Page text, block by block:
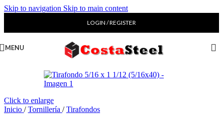
Skip to navigation Skip to main content
LOGIN / REGISTER
MENU
Click to enlarge
Inicio / Tornillería / Tirafondos